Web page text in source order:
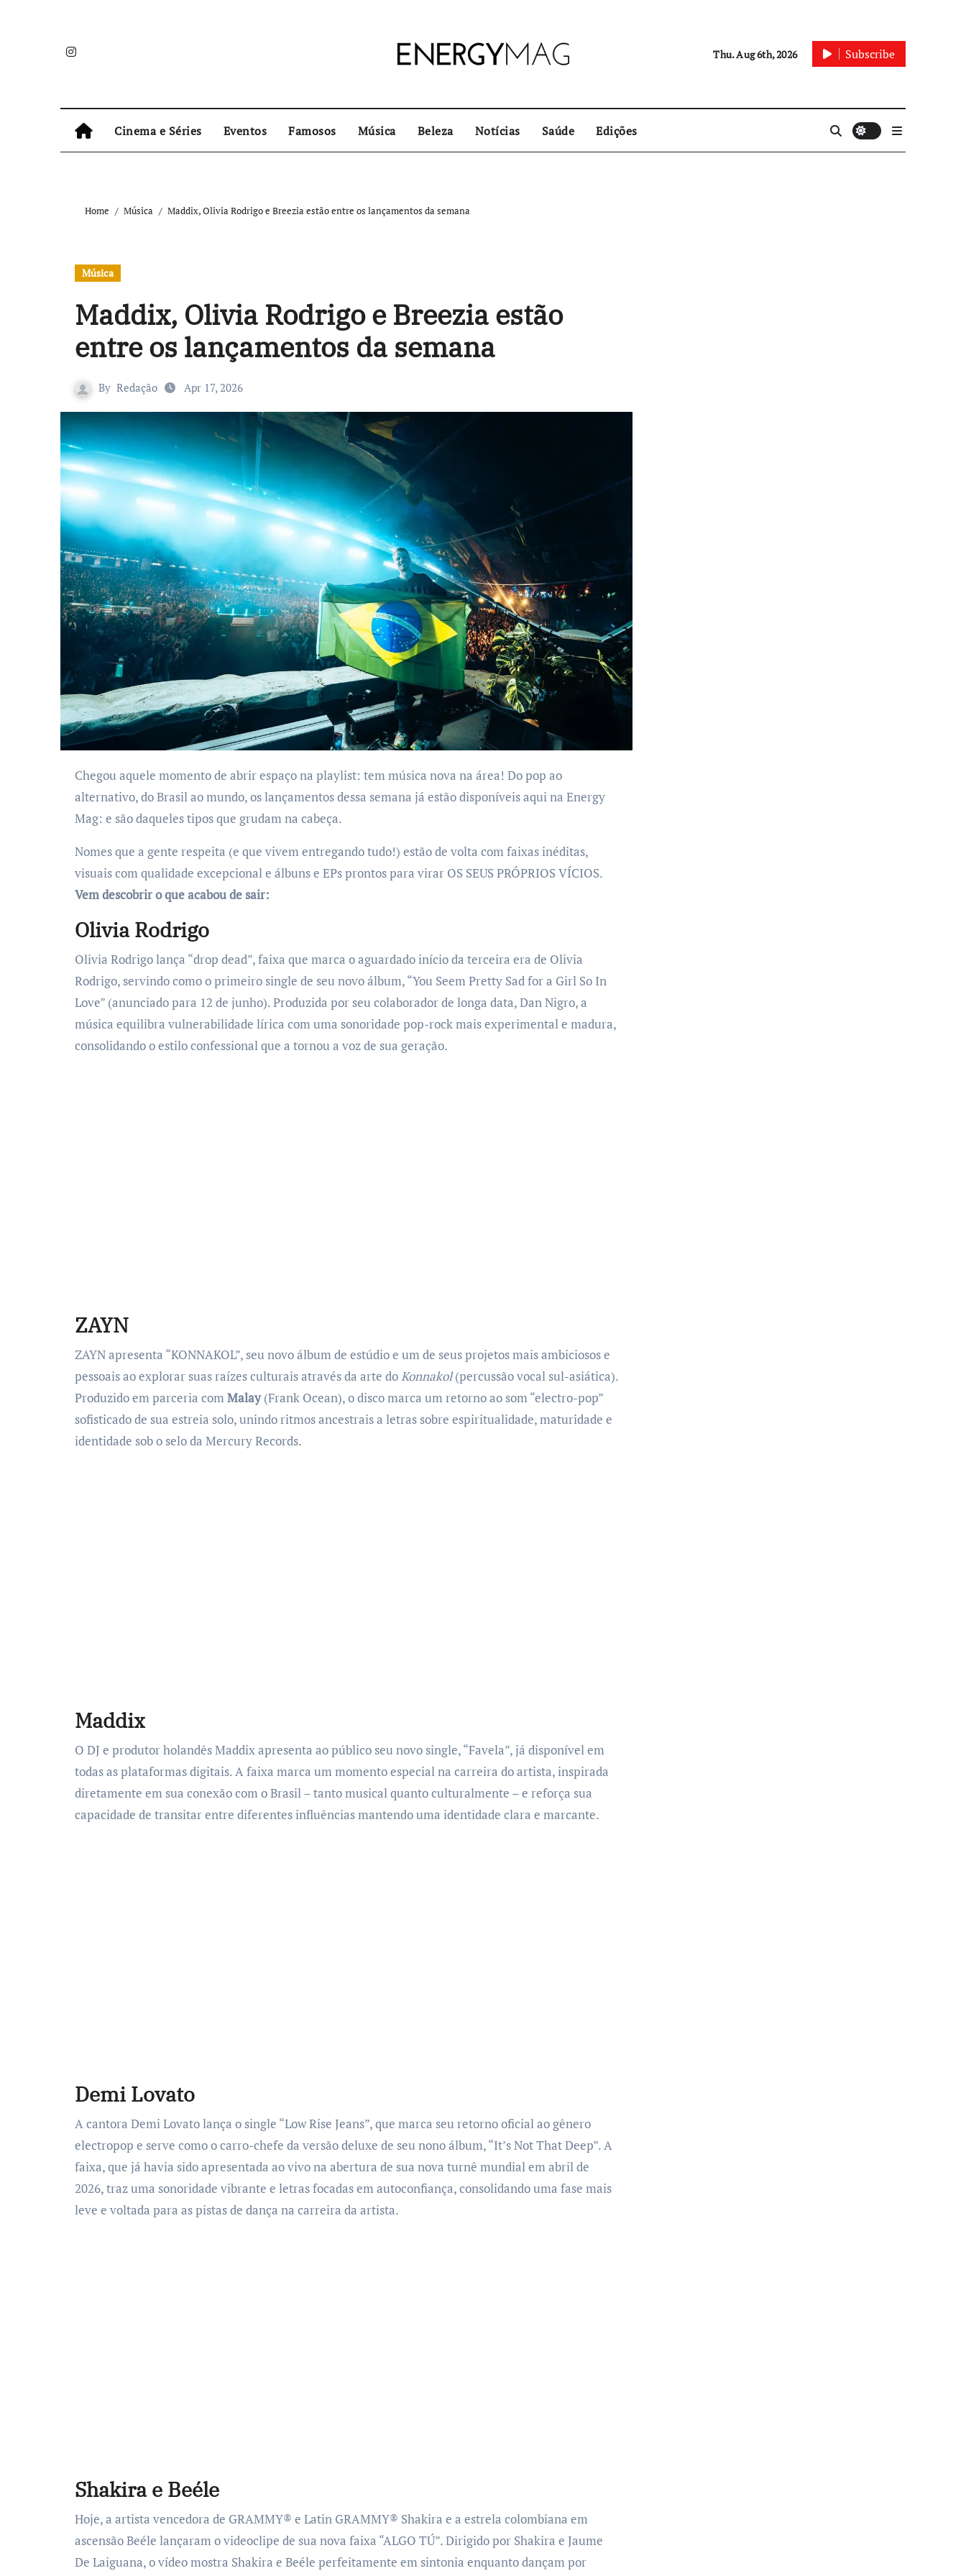
Thu. Aug 6th, 2026 Subscribe
Cinema e Séries Eventos Famosos Música Beleza Notícias Saúde Edições
Home Música Maddix, Olivia Rodrigo e Breezia estão entre os lançamentos da semana
Música
Maddix, Olivia Rodrigo e Breezia estão
entre os lançamentos da semana
By Redação Apr 17, 2026
Chegou aquele momento de abrir espaço na playlist: tem música nova na área! Do pop ao
alternativo, do Brasil ao mundo, os lançamentos dessa semana já estão disponíveis aqui na Energy
Mag: e são daqueles tipos que grudam na cabeça.
Nomes que a gente respeita (e que vivem entregando tudo!) estão de volta com faixas inéditas,
visuais com qualidade excepcional e álbuns e EPs prontos para virar OS SEUS PRÓPRIOS VÍCIOS.
Vem descobrir o que acabou de sair:
Olivia Rodrigo
Olivia Rodrigo lança “drop dead”, faixa que marca o aguardado início da terceira era de Olivia
Rodrigo, servindo como o primeiro single de seu novo álbum, “You Seem Pretty Sad for a Girl So In
Love” (anunciado para 12 de junho). Produzida por seu colaborador de longa data, Dan Nigro, a
música equilibra vulnerabilidade lírica com uma sonoridade pop-rock mais experimental e madura,
consolidando o estilo confessional que a tornou a voz de sua geração.
ZAYN
ZAYN apresenta “KONNAKOL”, seu novo álbum de estúdio e um de seus projetos mais ambiciosos e
pessoais ao explorar suas raízes culturais através da arte doKonnakol(percussão vocal sul-asiática).
Produzido em parceria comMalay(Frank Ocean), o disco marca um retorno ao som “electro-pop”
sofisticado de sua estreia solo, unindo ritmos ancestrais a letras sobre espiritualidade, maturidade e
identidade sob o selo da Mercury Records.
Maddix
O DJ e produtor holandês Maddix apresenta ao público seu novo single, “Favela”, já disponível em
todas as plataformas digitais. A faixa marca um momento especial na carreira do artista, inspirada
diretamente em sua conexão com o Brasil – tanto musical quanto culturalmente – e reforça sua
capacidade de transitar entre diferentes influências mantendo uma identidade clara e marcante.
Demi Lovato
A cantora Demi Lovato lança o single “Low Rise Jeans”, que marca seu retorno oficial ao gênero
electropop e serve como o carro-chefe da versão deluxe de seu nono álbum, “It’s Not That Deep”. A
faixa, que já havia sido apresentada ao vivo na abertura de sua nova turnê mundial em abril de
2026, traz uma sonoridade vibrante e letras focadas em autoconfiança, consolidando uma fase mais
leve e voltada para as pistas de dança na carreira da artista.
Shakira e Beéle
Hoje, a artista vencedora de GRAMMY® e Latin GRAMMY® Shakira e a estrela colombiana em
ascensão Beéle lançaram o videoclipe de sua nova faixa “ALGO TÚ”. Dirigido por Shakira e Jaume
De Laiguana, o vídeo mostra Shakira e Beéle perfeitamente em sintonia enquanto dançam por